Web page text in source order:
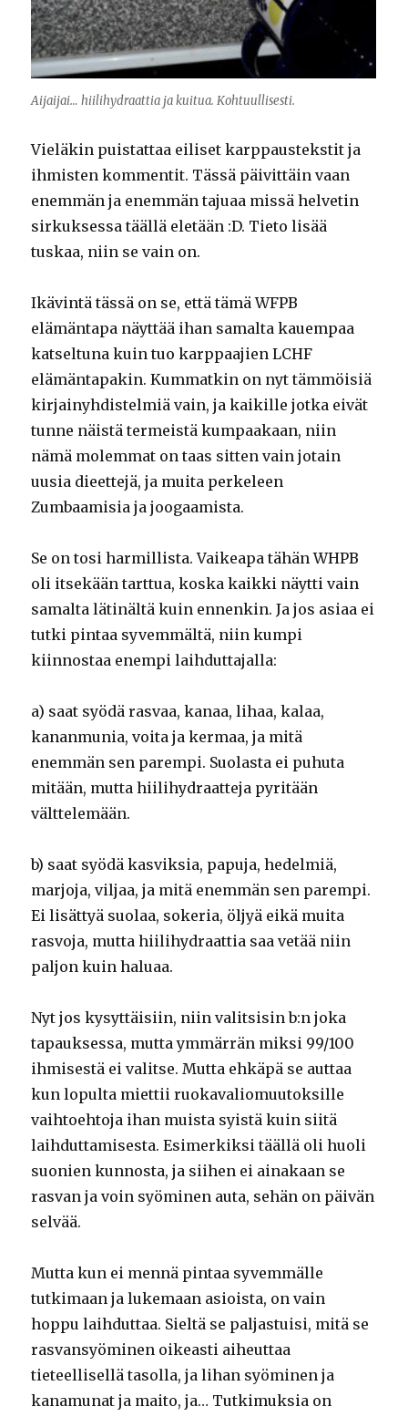
Aijaijai… hiilihydraattia ja kuitua. Kohtuullisesti.
Vieläkin puistattaa eiliset karppaustekstit ja
ihmisten kommentit. Tässä päivittäin vaan
enemmän ja enemmän tajuaa missä helvetin
sirkuksessa täällä eletään :D. Tieto lisää
tuskaa, niin se vain on.
Ikävintä tässä on se, että tämä WFPB
elämäntapa näyttää ihan samalta kauempaa
katseltuna kuin tuo karppaajien LCHF
elämäntapakin. Kummatkin on nyt tämmöisiä
kirjainyhdistelmiä vain, ja kaikille jotka eivät
tunne näistä termeistä kumpaakaan, niin
nämä molemmat on taas sitten vain jotain
uusia dieettejä, ja muita perkeleen
Zumbaamisia ja joogaamista.
Se on tosi harmillista. Vaikeapa tähän WHPB
oli itsekään tarttua, koska kaikki näytti vain
samalta lätinältä kuin ennenkin. Ja jos asiaa ei
tutki pintaa syvemmältä, niin kumpi
kiinnostaa enempi laihduttajalla:
a) saat syödä rasvaa, kanaa, lihaa, kalaa,
kananmunia, voita ja kermaa, ja mitä
enemmän sen parempi. Suolasta ei puhuta
mitään, mutta hiilihydraatteja pyritään
välttelemään.
b) saat syödä kasviksia, papuja, hedelmiä,
marjoja, viljaa, ja mitä enemmän sen parempi.
Ei lisättyä suolaa, sokeria, öljyä eikä muita
rasvoja, mutta hiilihydraattia saa vetää niin
paljon kuin haluaa.
Nyt jos kysyttäisiin, niin valitsisin b:n joka
tapauksessa, mutta ymmärrän miksi 99/100
ihmisestä ei valitse. Mutta ehkäpä se auttaa
kun lopulta miettii ruokavaliomuutoksille
vaihtoehtoja ihan muista syistä kuin siitä
laihduttamisesta. Esimerkiksi täällä oli huoli
suonien kunnosta, ja siihen ei ainakaan se
rasvan ja voin syöminen auta, sehän on päivän
selvää.
Mutta kun ei mennä pintaa syvemmälle
tutkimaan ja lukemaan asioista, on vain
hoppu laihduttaa. Sieltä se paljastuisi, mitä se
rasvansyöminen oikeasti aiheuttaa
tieteellisellä tasolla, ja lihan syöminen ja
kanamunat ja maito, ja… Tutkimuksia on